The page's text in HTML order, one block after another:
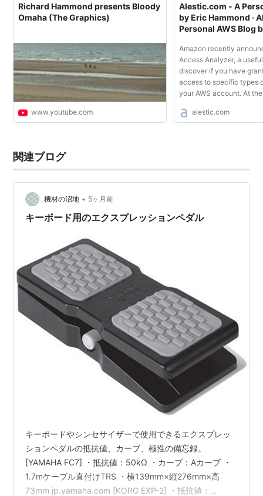
Richard Hammond presents Bloody
Omaha (The Graphics)
www.youtube.com
Alestic.com - A
by Eric Hammond ·
Personal AWS Blog
Amazon recently
Access Analyzer, a
discover if you have
access to specific types
your AWS account. At
each region of each
alestic.com
関連ブログ
機材の沼地 • 5ヶ月前
キーボード用のエクスプレッションペダル
キーボードやシンセサイザーで使用できるエクスプレッ
ションペダルの抵抗値、カーブ、極性の備忘録。
[YAMAHA FC7] ・抵抗値：50kΩ ・カーブ：Aカーブ ・
1.7mケーブル直付けTRS ・横139mm×縦276mm×高
73mm jp.yamaha.com [KORG EXP-2] ・抵抗値：